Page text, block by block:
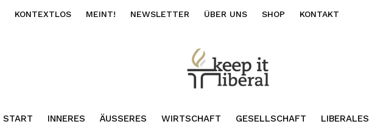
KONTEXTLOS MEINT! NEWSLETTER ÜBER UNS SHOP KONTAKT
START INNERES ÄUSSERES WIRTSCHAFT GESELLSCHAFT LIBERALES